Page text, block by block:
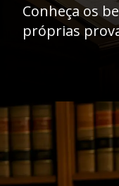
Conheça os
próprias
Opening https://